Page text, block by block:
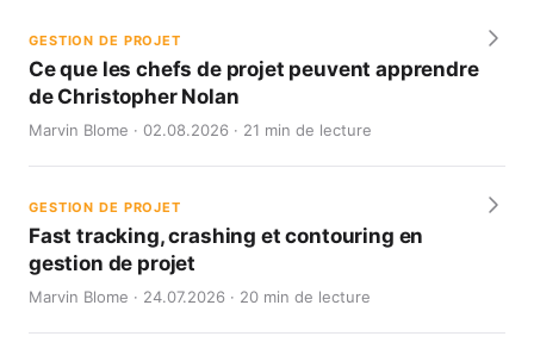
GESTION DE PROJET
Ce que les chefs de projet peuvent apprendre
de Christopher Nolan
Marvin Blome · 02.08.2026 · 21 min de lecture
GESTION DE PROJET
Fast tracking, crashing et contouring en
gestion de projet
Marvin Blome · 24.07.2026 · 20 min de lecture